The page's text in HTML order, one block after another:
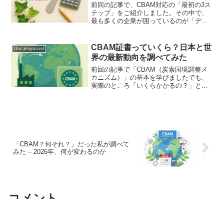
前回の記事で、CBAM対応の「最初の3ス
テップ」をご紹介しました。その中で、
最も多くの企業が困っているのが「デー
ても、何をどう計算すればいいの？」今
回は、この疑問に答...
Uncategorized
CBAM証書っていくら？日本と世
界の最新動向を調べてみた
前回の記事で「CBAM（炭素国境調整メ
カニズム）」の基本を学びましたでも、
実際のところ「いくらかかるの？」とい
「CBAM？何それ？」だった私が調べて
みた – 2026年、何が変わるのか